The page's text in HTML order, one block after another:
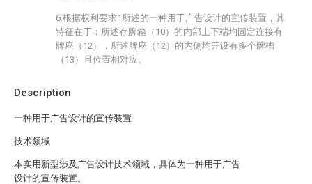
Description
一种用于广告设计的宣传装置
技术领域
本实用新型涉及广告设计技术领域，具体为一种用于广告
设计的宣传装置。
6.根据权利要求1所述的一种用于广告设计的宣传装置，其
特征在于：所述存牌箱（10）的内部上下端均固定连接有
牌座（12），所述牌座（12）的内侧均开设有多个牌槽
（13）且位置相对应。